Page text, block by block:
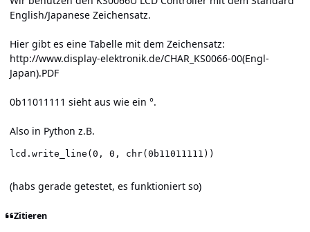
English/Japanese Zeichensatz.
Hier gibt es eine Tabelle mit dem Zeichensatz:
http://www.display-elektronik.de/CHAR_KS0066-00(Engl-
Japan).PDF
0b11011111 sieht aus wie ein °.
Also in Python z.B.
lcd.write_line(0, 0, chr(0b11011111))
(habs gerade getestet, es funktioniert so)
Zitieren